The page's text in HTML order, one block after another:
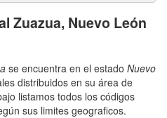
Zuazua, Nuevo León
se encuentra en el estado Nuevo
distribuidos en su área de
listamos todos los códigos
sus limites geograficos.